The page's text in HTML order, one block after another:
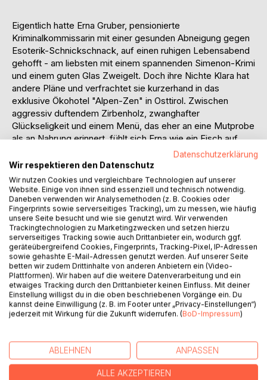
Eigentlich hatte Erna Gruber, pensionierte
Kriminalkommissarin mit einer gesunden Abneigung gegen
Esoterik-Schnickschnack, auf einen ruhigen Lebensabend
gehofft - am liebsten mit einem spannenden Simenon-Krimi
und einem guten Glas Zweigelt. Doch ihre Nichte Klara hat
andere Pläne und verfrachtet sie kurzerhand in das
exklusive Ökohotel "Alpen-Zen" in Osttirol. Zwischen
aggressiv duftendem Zirbenholz, zwanghafter
Glückseligkeit und einem Menü, das eher an eine Mutprobe
als an Nahrung erinnert, fühlt sich Erna wie ein Fisch auf
Die bunte Truppe der Retreat-Teilnehmer, angeführt vom
schillernden, aber unausstehlichen Social-Media-Guru Jano
Goldmann, bietet mehr Konfliktpotenzial als jede
Gruppentherapie. Janos Talent, sich Feinde zu machen, ist
unübertroffen - und so kommt es, wie es kommen muss:
Der Influencer stürzt während einer waghalsigen Yoga-
Performance von der Dachterrasse in den Tod.
Während die lokale Polizei den Fall eilig als "tragischen
Unfall" abtut, ist Ernas legendärer Spürsinn sofort alarmiert.
Zu viele Ungereimtheiten, zu viele Verdächtige mit
handfesten Motiven und zu viel aufgesetzte Harmonie
die Wahrheit hinter der glänzenden Fassade des "Alpen-
Zen" aufzudecken, beginnt Erna ihre eigenen,
unkonventionellen Ermittlungen.
Datenschutzerklärung
Wir respektieren den Datenschutz
Wir nutzen Cookies und vergleichbare Technologien auf unserer
Website. Einige von ihnen sind essenziell und technisch notwendig.
Daneben verwenden wir Analysemethoden (z. B. Cookies oder
Fingerprints sowie serverseitiges Tracking), um zu messen, wie häufig
unsere Seite besucht und wie sie genutzt wird. Wir verwenden
Trackingtechnologien zu Marketingzwecken und setzen hierzu
serverseitiges Tracking sowie auch Drittanbieter ein, wodurch ggf.
geräteübergreifend Cookies, Fingerprints, Tracking-Pixel, IP-Adressen
sowie gehashte E-Mail-Adressen genutzt werden. Auf unserer Seite
betten wir zudem Drittinhalte von anderen Anbietern ein (Video-
Plattformen). Wir haben auf die weitere Datenverarbeitung und ein
etwaiges Tracking durch den Drittanbieter keinen Einfluss. Mit deiner
Einstellung willigst du in die oben beschriebenen Vorgänge ein. Du
kannst deine Einwilligung (z. B. im Footer unter „Privacy-Einstellungen“)
jederzeit mit Wirkung für die Zukunft widerrufen. (BoD-Impressum)
ABLEHNEN ANPASSEN
ALLE AKZEPTIEREN